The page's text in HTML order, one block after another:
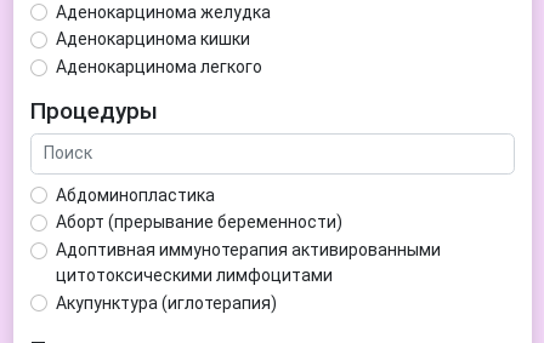
Аденокарцинома желудка
Аденокарцинома кишки
Аденокарцинома легкого
Аденома гипофиза
Аденома простаты
Аденома щитовидной железы
Аденомиоз
Адентия
Азооспермия
Акне (угри)
Алкоголизм
Процедуры
Абдоминопластика
Аборт (прерывание беременности)
Адоптивная иммунотерапия активированными
цитотоксическими лимфоцитами
Акупунктура (иглотерапия)